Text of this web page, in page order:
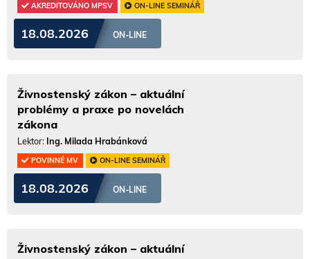
AKREDITOVÁNO MPSV ON-LINE SEMINÁŘ
18.08.2026 ON-LINE
Živnostenský zákon – aktuální
problémy a praxe po novelách
zákona
Lektor: Ing. Milada Hrabánková
POVINNÉ MV ON-LINE SEMINÁŘ
18.08.2026 ON-LINE
Živnostenský zákon – aktuální